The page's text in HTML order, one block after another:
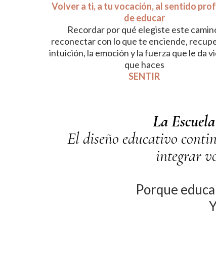
Volver a ti, a tu vocación, al sentido
de educar
Recordar por qué elegiste este
reconectar con lo que te enciende,
intuición, la emoción y la fuerza que le da
que haces
SENTIR
La
El diseño educativo
integrar
Porque